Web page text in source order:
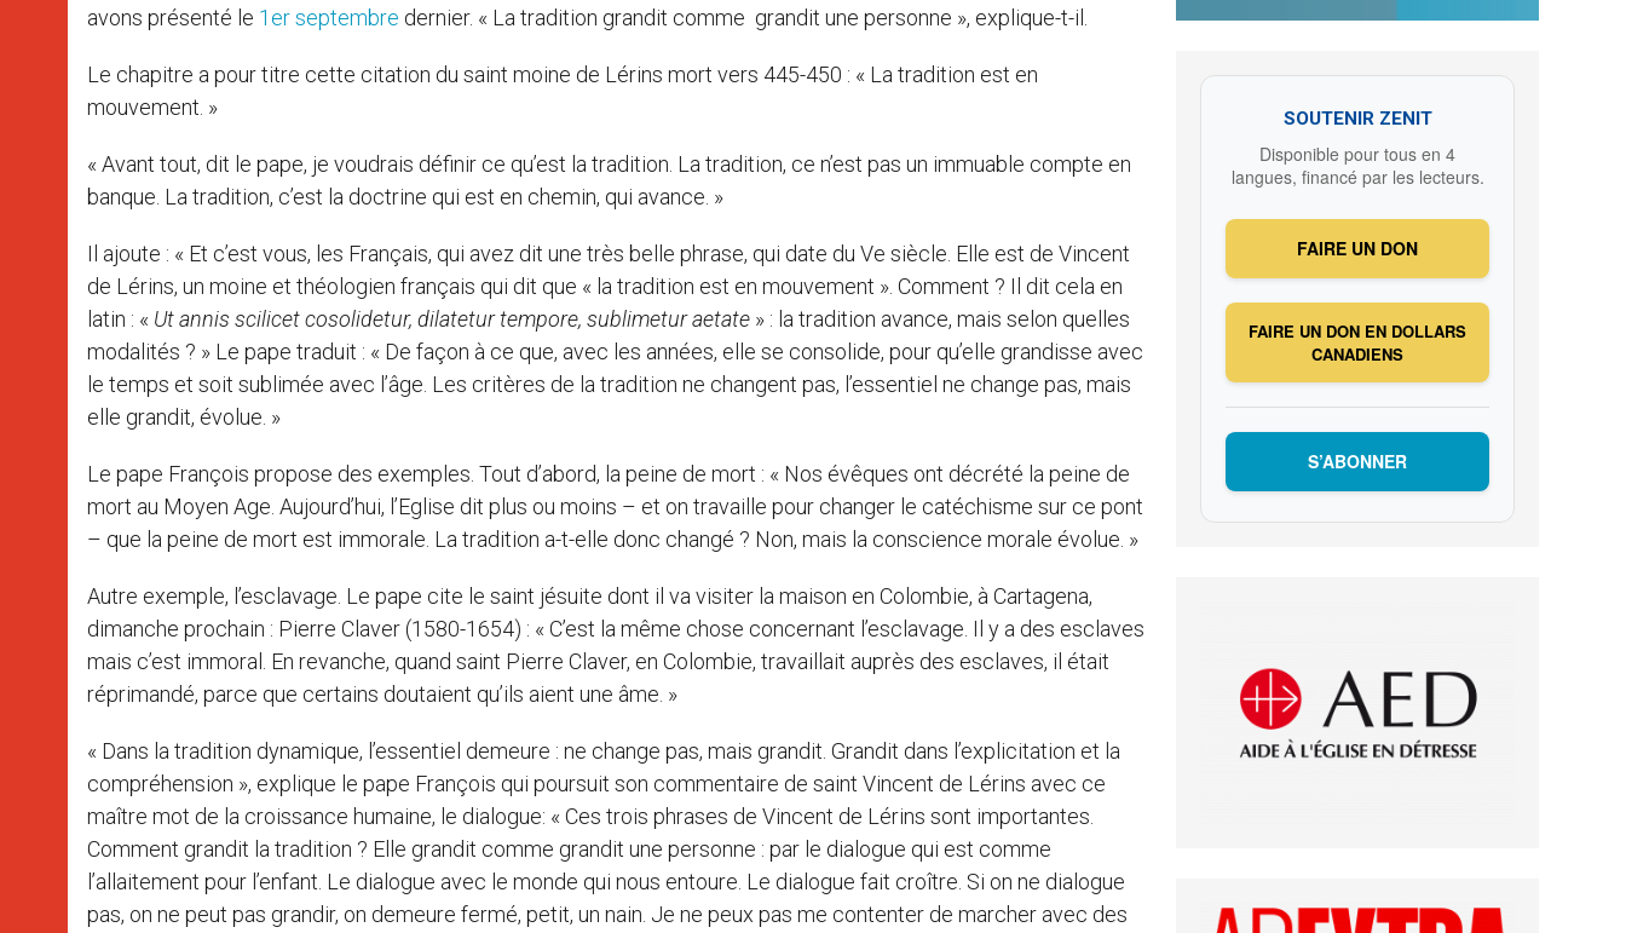
avons présenté le 1er septembre dernier. « La tradition grandit comme grandit une personne », explique-t-il.
Le chapitre a pour titre cette citation du saint moine de Lérins mort vers 445-450 : « La tradition est en
mouvement. »
« Avant tout, dit le pape, je voudrais définir ce qu’est la tradition. La tradition, ce n’est pas un immuable compte en
banque. La tradition, c’est la doctrine qui est en chemin, qui avance. »
Il ajoute : « Et c’est vous, les Français, qui avez dit une très belle phrase, qui date du Ve siècle. Elle est de Vincent
de Lérins, un moine et théologien français qui dit que « la tradition est en mouvement ». Comment ? Il dit cela en
latin : « Ut annis scilicet cosolidetur, dilatetur tempore, sublimetur aetate » : la tradition avance, mais selon quelles
modalités ? » Le pape traduit : « De façon à ce que, avec les années, elle se consolide, pour qu’elle grandisse avec
le temps et soit sublimée avec l’âge. Les critères de la tradition ne changent pas, l’essentiel ne change pas, mais
elle grandit, évolue. »
Le pape François propose des exemples. Tout d’abord, la peine de mort : « Nos évêques ont décrété la peine de
mort au Moyen Age. Aujourd’hui, l’Eglise dit plus ou moins – et on travaille pour changer le catéchisme sur ce pont
– que la peine de mort est immorale. La tradition a-t-elle donc changé ? Non, mais la conscience morale évolue. »
Autre exemple, l’esclavage. Le pape cite le saint jésuite dont il va visiter la maison en Colombie, à Cartagena,
dimanche prochain : Pierre Claver (1580-1654) : « C’est la même chose concernant l’esclavage. Il y a des esclaves
mais c’est immoral. En revanche, quand saint Pierre Claver, en Colombie, travaillait auprès des esclaves, il était
réprimandé, parce que certains doutaient qu’ils aient une âme. »
« Dans la tradition dynamique, l’essentiel demeure : ne change pas, mais grandit. Grandit dans l’explicitation et la
compréhension », explique le pape François qui poursuit son commentaire de saint Vincent de Lérins avec ce
maître mot de la croissance humaine, le dialogue: « Ces trois phrases de Vincent de Lérins sont importantes.
Comment grandit la tradition ? Elle grandit comme grandit une personne : par le dialogue qui est comme
l’allaitement pour l’enfant. Le dialogue avec le monde qui nous entoure. Le dialogue fait croître. Si on ne dialogue
pas, on ne peut pas grandir, on demeure fermé, petit, un nain. Je ne peux pas me contenter de marcher avec des
SOUTENIR ZENIT
Disponible pour tous en 4
langues, financé par les lecteurs.
FAIRE UN DON
FAIRE UN DON EN DOLLARS
CANADIENS
S’ABONNER